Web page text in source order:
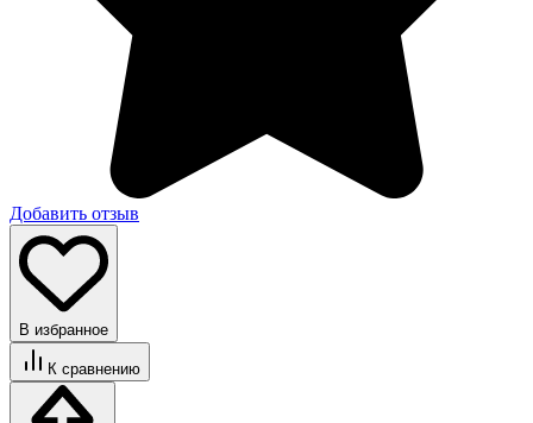
Добавить отзыв
В избранное
К сравнению